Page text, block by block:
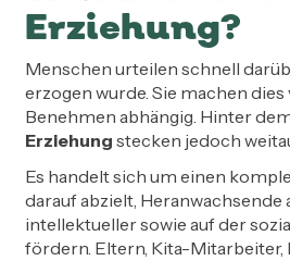
Erziehung?
Menschen urteilen schnell
erzogen wurde. Sie machen
Benehmen abhängig. Hinter
Erziehung stecken jedoch
Es handelt sich um einen
darauf abzielt, Heranwachsende
intellektueller sowie auf der
fördern. Eltern, Kita-Mitarbeiter,